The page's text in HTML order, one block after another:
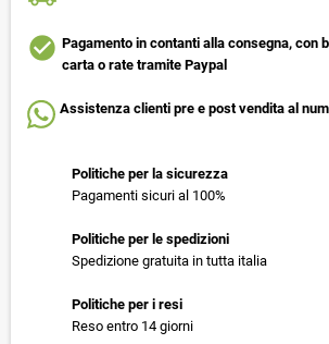
check_circle Pagamento in contanti alla consegna, con
carta o rate tramite Paypal
Assistenza clienti pre e post vendita al
Politiche per la sicurezza
Pagamenti sicuri al 100%
Politiche per le spedizioni
Spedizione gratuita in tutta italia
Politiche per i resi
Reso entro 14 giorni